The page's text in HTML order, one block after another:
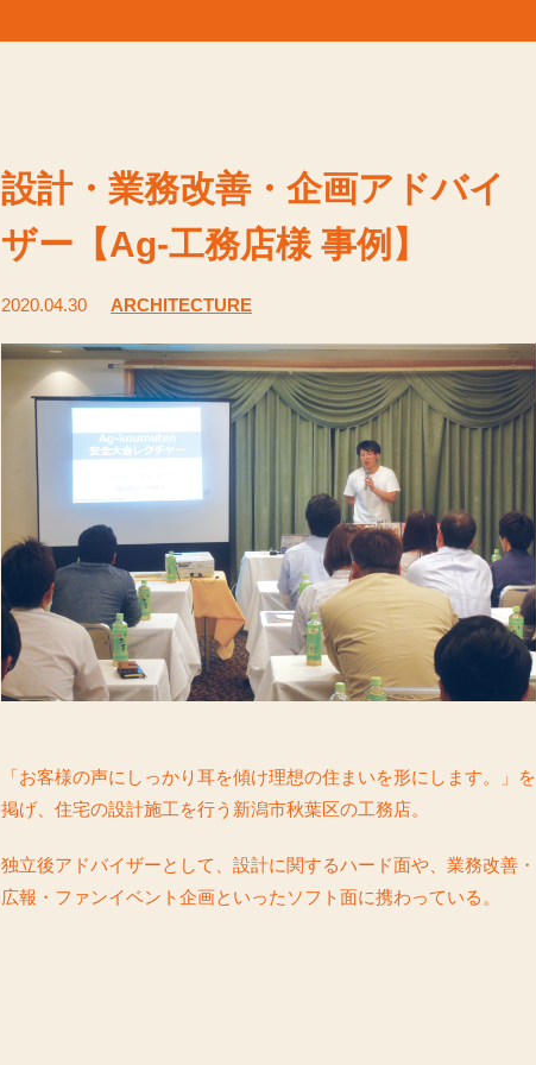
設計・業務改善・企画アドバイ
ザー【Ag-工務店様 事例】
2020.04.30 ARCHITECTURE
「お客様の声にしっかり耳を傾け理想の住まいを形にします。」を
掲げ、住宅の設計施工を行う新潟市秋葉区の工務店。
独立後アドバイザーとして、設計に関するハード面や、業務改善・
広報・ファンイベント企画といったソフト面に携わっている。